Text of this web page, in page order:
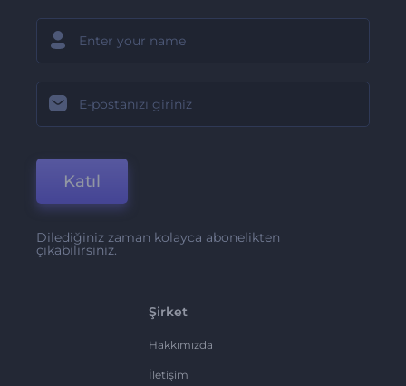
Katıl
Dilediğiniz zaman kolayca abonelikten
çıkabilirsiniz.
Şirket
Hakkımızda
İletişim